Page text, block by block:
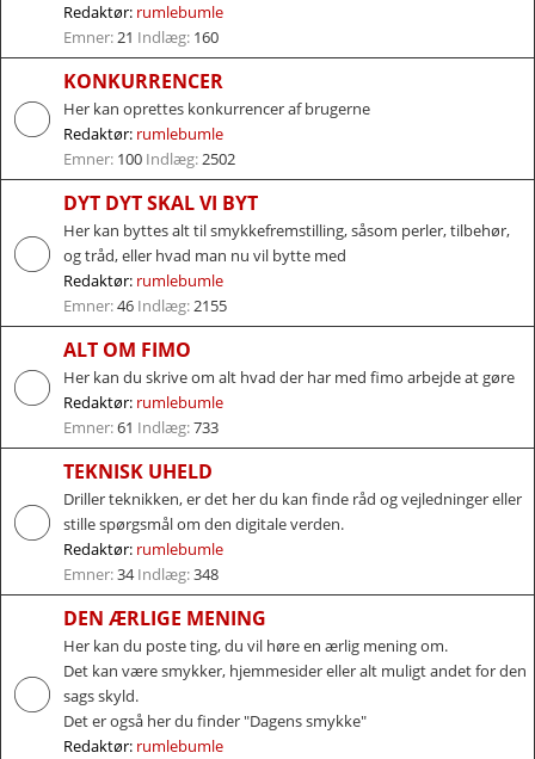
Redaktør: rumlebumle
Emner:21 Indlæg: 160
KONKURRENCER
Her kan oprettes konkurrencer af brugerne
Redaktør: rumlebumle
Emner: 100 Indlæg:2502
DYT DYT SKAL VI BYT
Her kan byttes alt til smykkefremstilling, såsom perler, tilbehør,
og tråd, eller hvad man nu vil bytte med
Redaktør: rumlebumle
Emner:46 Indlæg:2155
ALT OM FIMO
Her kan du skrive om alt hvad der har med fimo arbejde at gøre
Redaktør: rumlebumle
Emner:61 Indlæg:733
TEKNISK UHELD
Driller teknikken, er det her du kan finde råd og vejledninger eller
stille spørgsmål om den digitale verden.
Redaktør: rumlebumle
Emner:34Indlæg:348
DEN ÆRLIGE MENING
Her kan du poste ting, du vil høre en ærlig mening om.
Det kan være smykker, hjemmesider eller alt muligt andet for den
sags skyld.
Det er også her du finder "Dagens smykke"
Redaktør: rumlebumle